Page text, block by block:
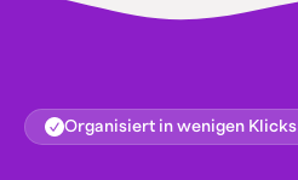
Organisiert in wenigen Klicks